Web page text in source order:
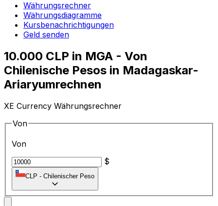
Währungsrechner
Währungsdiagramme
Kursbenachrichtigungen
Geld senden
10.000 CLP in MGA - Von
Chilenische Pesos in Madagaskar-
Ariaryumrechnen
XE Currency Währungsrechner
Von
Von
$
CLP - Chilenischer Peso